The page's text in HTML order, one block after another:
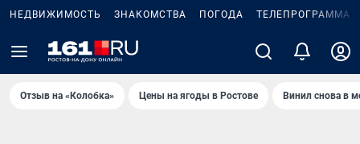
НЕДВИЖИМОСТЬ ЗНАКОМСТВА ПОГОДА ТЕЛЕПРОГРАММА
Отзыв на «Колобка» Цены на ягоды в Ростове Винил снова в